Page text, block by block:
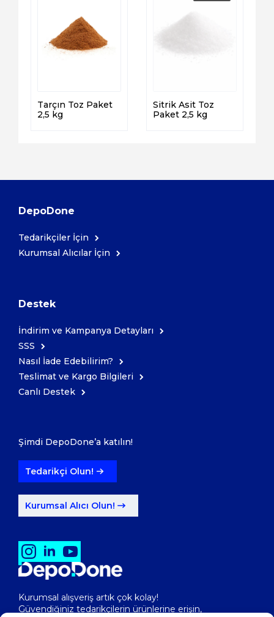
Tarçın Toz Paket
2,5 kg
Sitrik Asit Toz
Paket 2,5 kg
Kurumsal alışveriş artık çok kolay!
Güvendiğiniz tedarikçilerin ürünlerine erişin,
DepoDone
Tedarikçiler İçin
Kurumsal Alıcılar İçin
Destek
İndirim ve Kampanya Detayları
SSS
Nasıl İade Edebilirim?
Teslimat ve Kargo Bilgileri
Canlı Destek
Şimdi DepoDone’a katılın!
Tedarikçi Olun!
Kurumsal Alıcı Olun!